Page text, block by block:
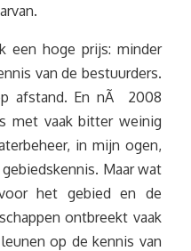
een hoge prijs: minder
van de bestuurders.
afstand. En nÃ 2008
met vaak bitter weinig
in mijn ogen,
Maar wat
het gebied en de
ontbreekt vaak
op de kennis van